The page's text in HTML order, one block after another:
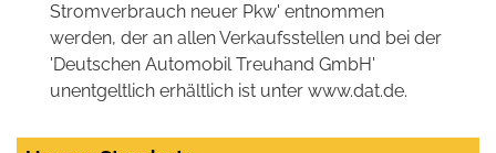
Stromverbrauch neuer Pkw' entnommen
werden, der an allen Verkaufsstellen und bei der
'Deutschen Automobil Treuhand GmbH'
unentgeltlich erhältlich ist unter www.dat.de.